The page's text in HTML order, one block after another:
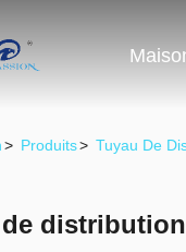
> Produits> Tuyau De